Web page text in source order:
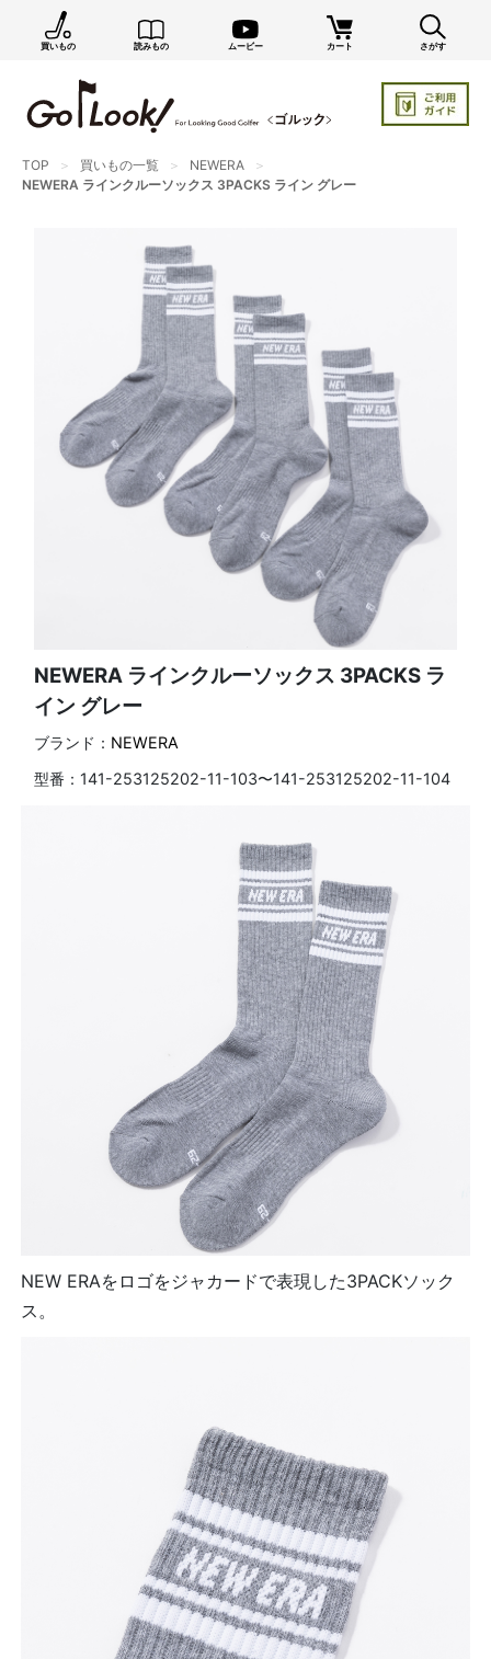
買いもの 読みもの ムービー カート さがす
TOP 買いもの一覧
NEWERA
NEWERA ラインクルーソックス 3PACKS ライン グレー
NEWERA ラインクルーソックス 3PACKS ラ
イン グレー
ブランド： NEWERA
型番： 141-253125202-11-103〜141-253125202-11-104
NEW ERAをロゴをジャカードで表現した3PACKソック
ス。
×
GO/LOOK! からのお知らせ（受信設定）
新商品情報や編集部のオススメ、オトクな情報・買い
まだご登録でない方はぜひ！
カートに残っている商品のお知らせ（買い忘れ通知）
お知らせを受け取る
いつでもメール内のリンクから配信停止できます